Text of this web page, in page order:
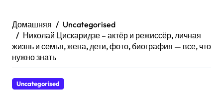
Домашняя
Uncategorised
Николай Цискаридзе – актёр и режиссёр, личная
жизнь и семья, жена, дети, фото, биография — все, что
нужно знать
Uncategorised